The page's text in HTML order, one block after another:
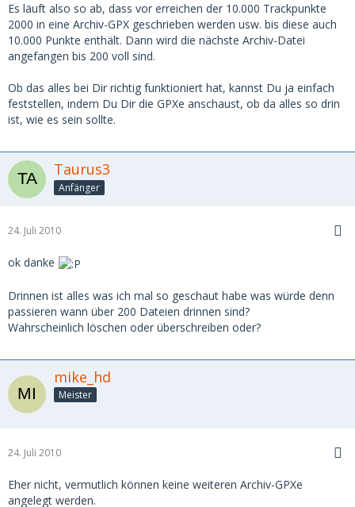
Es läuft also so ab, dass vor erreichen der 10.000 Trackpunkte
2000 in eine Archiv-GPX geschrieben werden usw. bis diese auch
10.000 Punkte enthält. Dann wird die nächste Archiv-Datei
angefangen bis 200 voll sind.
Ob das alles bei Dir richtig funktioniert hat, kannst Du ja einfach
feststellen, indem Du Dir die GPXe anschaust, ob da alles so drin
ist, wie es sein sollte.
Taurus3
Anfänger
24. Juli 2010
ok danke
Drinnen ist alles was ich mal so geschaut habe was würde denn
passieren wann über 200 Dateien drinnen sind?
Wahrscheinlich löschen oder überschreiben oder?
mike_hd
Meister
24. Juli 2010
Eher nicht, vermutlich können keine weiteren Archiv-GPXe
angelegt werden.